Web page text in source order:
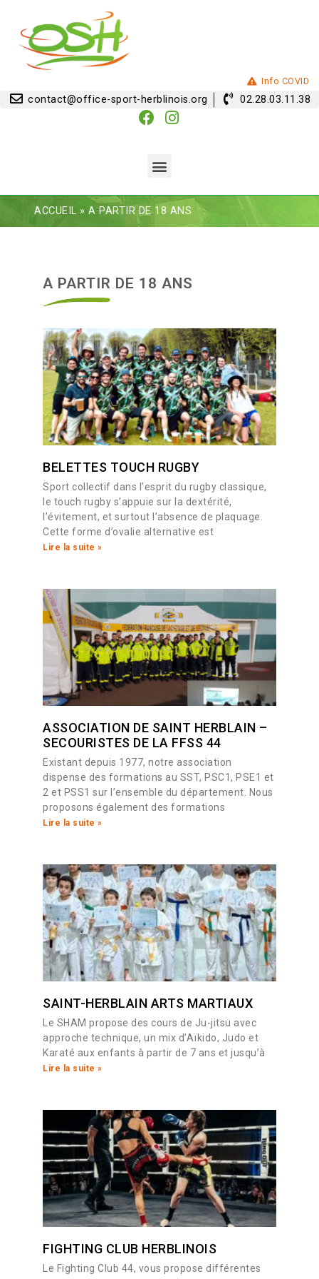
Info COVID
contact@office-sport-herblinois.org 02.28.03.11.38
ACCUEIL » A PARTIR DE 18 ANS
A PARTIR DE 18 ANS
BELETTES TOUCH RUGBY
Sport collectif dans l’esprit du rugby classique,
le touch rugby s’appuie sur la dextérité,
l’évitement, et surtout l’absence de plaquage.
Cette forme d’ovalie alternative est
Lire la suite »
ASSOCIATION DE SAINT HERBLAIN –
SECOURISTES DE LA FFSS 44
Existant depuis 1977, notre association
dispense des formations au SST, PSC1, PSE1 et
2 et PSS1 sur l’ensemble du département. Nous
proposons également des formations
Lire la suite »
SAINT-HERBLAIN ARTS MARTIAUX
Le SHAM propose des cours de Ju-jitsu avec
approche technique, un mix d’Aïkido, Judo et
Karaté aux enfants à partir de 7 ans et jusqu’à
Lire la suite »
FIGHTING CLUB HERBLINOIS
Le Fighting Club 44, vous propose différentes